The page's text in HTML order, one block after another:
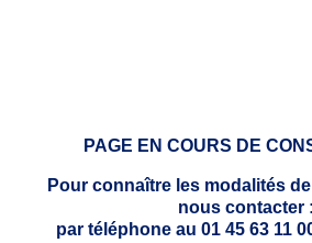
PAGE EN COURS DE
Pour connaître les modalités
nous contacter :
par téléphone au 01 45 63 11